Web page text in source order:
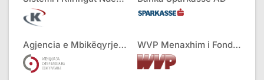
Agjencia e Mbikëqyrjes së Sigurimeve WVP Menaxhim i Fondeve